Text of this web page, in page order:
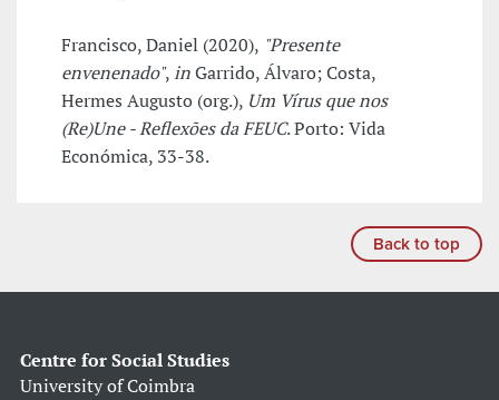
Francisco, Daniel (2020), "Presente
envenenado",inGarrido, Álvaro; Costa,
Hermes Augusto (org.), Um Vírus que nos
(Re)Une - Reflexões da FEUC. Porto: Vida
Económica, 33-38.
Back to top
Centre for Social Studies
University of Coimbra